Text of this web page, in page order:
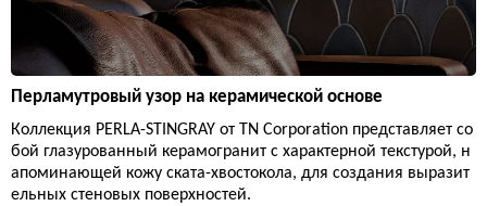
Перламутровый узор на керамической основе
Коллекция PERLA-STINGRAY от TN Corporation представляет со
бой глазурованный керамогранит с характерной текстурой, н
апоминающей кожу ската-хвостокола, для создания выразит
ельных стеновых поверхностей.